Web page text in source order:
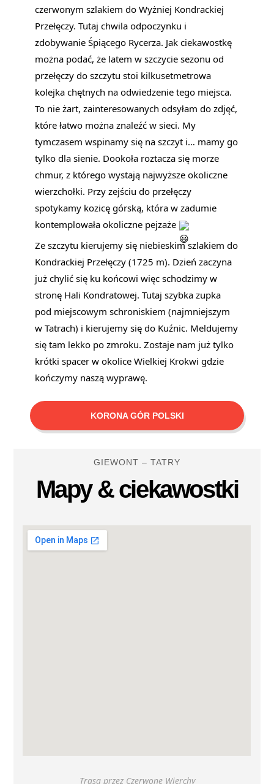
czerwonym szlakiem do Wyżniej Kondrackiej
Przełęczy. Tutaj chwila odpoczynku i
zdobywanie Śpiącego Rycerza. Jak ciekawostkę
można podać, że latem w szczycie sezonu od
przełęczy do szczytu stoi kilkusetmetrowa
kolejka chętnych na odwiedzenie tego miejsca.
To nie żart, zainteresowanych odsyłam do zdjęć,
które łatwo można znaleźć w sieci. My
tymczasem wspinamy się na szczyt i… mamy go
tylko dla sienie. Dookoła roztacza się morze
chmur, z którego wystają najwyższe okoliczne
wierzchołki. Przy zejściu do przełęczy
spotykamy kozicę górską, która w zadumie
kontemplowała okoliczne pejzaże
Ze szczytu kierujemy się niebieskim szlakiem do
Kondrackiej Przełęczy (1725 m). Dzień zaczyna
już chylić się ku końcowi więc schodzimy w
stronę Hali Kondratowej. Tutaj szybka zupka
pod miejscowym schroniskiem (najmniejszym
w Tatrach) i kierujemy się do Kuźnic. Meldujemy
się tam lekko po zmroku. Zostaje nam już tylko
krótki spacer w okolice Wielkiej Krokwi gdzie
kończymy naszą wyprawę.
KORONA GÓR POLSKI
GIEWONT – TATRY
Mapy & ciekawostki
Trasa przez Czerwone Wierchy